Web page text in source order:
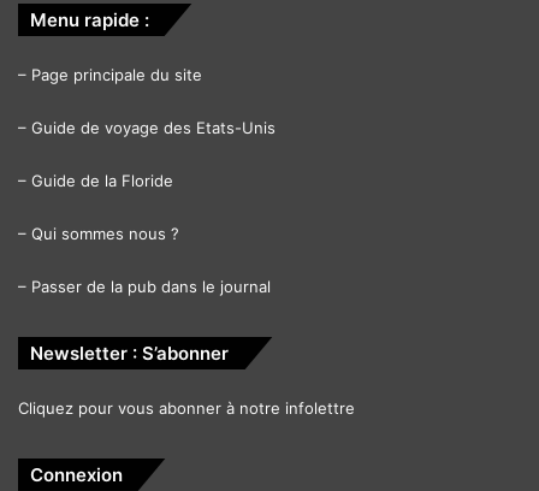
Menu rapide :
– Page principale du site
– Guide de voyage des Etats-Unis
– Guide de la Floride
– Qui sommes nous ?
– Passer de la pub dans le journal
Newsletter : S’abonner
Cliquez pour vous abonner à notre infolettre
Connexion